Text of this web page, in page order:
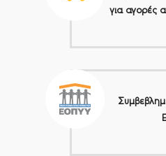
για αγορές